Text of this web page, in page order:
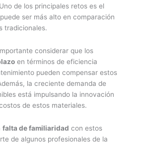
de los principales retos es el
ser más alto en comparación
tradicionales.
considerar que los
en términos de eficiencia
pueden compensar estos
la creciente demanda de
está impulsando la innovación
de estos materiales.
falta de familiaridad con estos
de algunos profesionales de la